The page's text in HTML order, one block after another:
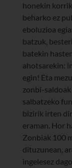
honekin
beharko ez
eboluzioa
batzuk,
batekin
ahotsarekin:
egin! Eta
zonbi-
salbatzeko
bizirik irten
eraman. Hor
Zonbiak 100
dituzunean,
ingelesez